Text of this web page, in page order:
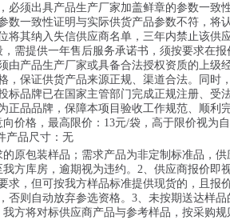
必须出具产品生产厂家加盖鲜章的参数一致
数一致性证明与实际供货产品参数不符，将
将其纳入失信供应商名单，三年内禁止该供
需提供一年售后服务承诺书，须按要求在报
由产品生产厂家或具备合法授权资质的上级
，保证供货产品来源正规、渠道合法。同时
标品牌已在国家主管部门完成正规注册、受
正品品牌，保障本项目验收工作规范、顺利
价格，最高限价：13元/袋，高于限价视为
产品尺寸：无
原包装样品；需求产品为非定制标准品，供
方库房，逾期视为违约。2、供应商报价即
求，但可按我方样品标准提供现货的，且报
否则自动放弃参选资格。3、未按期送达样品
方将对标供应商产品与参考样品，按采购规